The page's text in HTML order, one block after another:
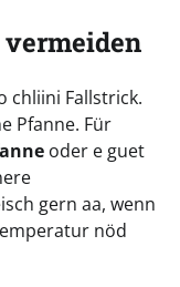
chliini Fallstrick.
Pfanne. Für
oder e guet
gern aa, wenn
nöd